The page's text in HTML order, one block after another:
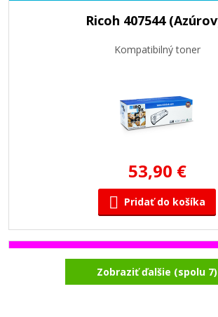
Ricoh 407544
Kompatibilný toner
53,90 €
Pridať do košíka
Ricoh 407545
Zobraziť ďalšie (spolu 7)